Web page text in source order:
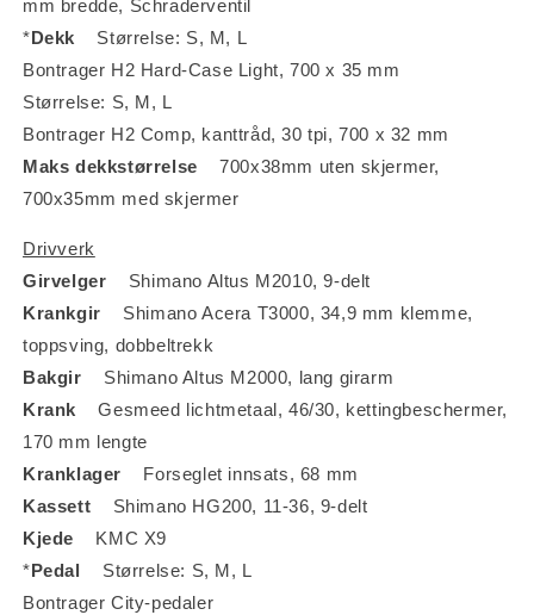
mm bredde, Schraderventil
*Dekk Størrelse: S, M, L
Bontrager H2 Hard-Case Light, 700 x 35 mm
Størrelse: S, M, L
Bontrager H2 Comp, kanttråd, 30 tpi, 700 x 32 mm
Maks dekkstørrelse700x38mm uten skjermer,
700x35mm med skjermer
Drivverk
Girvelger Shimano Altus M2010, 9-delt
Krankgir Shimano Acera T3000, 34,9 mm klemme,
toppsving, dobbeltrekk
Bakgir Shimano Altus M2000, lang girarm
KrankGesmeed lichtmetaal, 46/30, kettingbeschermer,
170 mm lengte
Kranklager Forseglet innsats, 68 mm
Kassett Shimano HG200, 11-36, 9-delt
Kjede KMC X9
*Pedal Størrelse: S, M, L
Bontrager City-pedaler